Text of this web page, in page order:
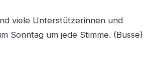
viele Unterstützerinnen und
Sonntag um jede Stimme. (Busse)